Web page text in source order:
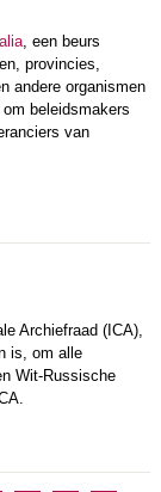
, een beurs
provincies,
andere organismen
beleidsmakers
van
Archiefraad (ICA),
is, om alle
Wit-Russische